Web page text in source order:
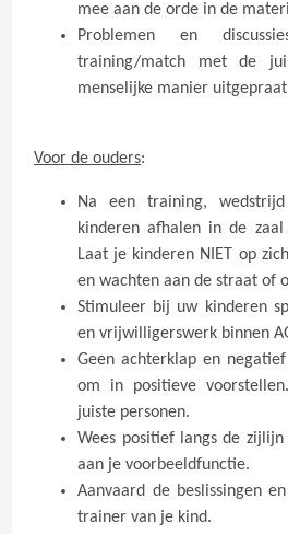
mee aan de orde in de
Problemen en
training/match met de
menselijke manier
Voor de ouders:
Na een training,
kinderen afhalen in de
Laat je kinderen NIET op
en wachten aan de straat of
Stimuleer bij uw kinderen
en vrijwilligerswerk binnen
Geen achterklap en
om in positieve
juiste personen.
Wees positief langs de
aan je voorbeeldfunctie.
Aanvaard de beslissingen
trainer van je kind.